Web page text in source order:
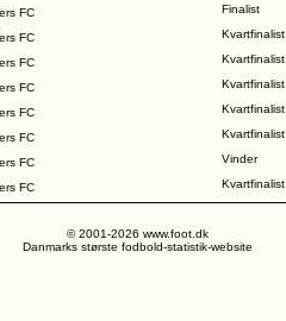
FC
Finalist
FC
Kvartfinalist
FC
Kvartfinalist
FC
Kvartfinalist
FC
Kvartfinalist
FC
Kvartfinalist
FC
Vinder
FC Kvartfinalist
© 2001-2026 www.foot.dk
Danmarks største fodbold-statistik-website